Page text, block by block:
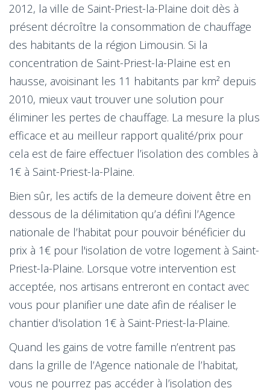
2012, la ville de Saint-Priest-la-Plaine doit dès à
présent décroître la consommation de chauffage
des habitants de la région Limousin. Si la
concentration de Saint-Priest-la-Plaine est en
hausse, avoisinant les 11 habitants par km² depuis
2010, mieux vaut trouver une solution pour
éliminer les pertes de chauffage. La mesure la plus
efficace et au meilleur rapport qualité/prix pour
cela est de faire effectuer l’isolation des combles à
1€ à Saint-Priest-la-Plaine.
Bien sûr, les actifs de la demeure doivent être en
dessous de la délimitation qu’a défini l’Agence
nationale de l’habitat pour pouvoir bénéficier du
prix à 1€ pour l'isolation de votre logement à Saint-
Priest-la-Plaine. Lorsque votre intervention est
acceptée, nos artisans entreront en contact avec
vous pour planifier une date afin de réaliser le
chantier d'isolation 1€ à Saint-Priest-la-Plaine.
Quand les gains de votre famille n’entrent pas
dans la grille de l’Agence nationale de l’habitat,
vous ne pourrez pas accéder à l’isolation des